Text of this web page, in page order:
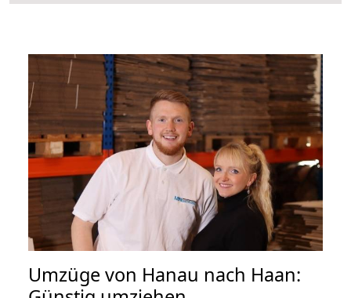
Umzüge von Hanau nach Haan: